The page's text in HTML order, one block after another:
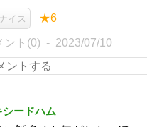
ナイス ★6
ント(0) 2023/07/10
シードハム